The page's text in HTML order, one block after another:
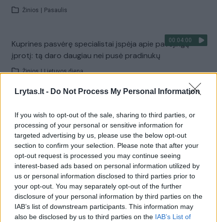
Lrytas.lt - Do Not Process My Personal Information
If you wish to opt-out of the sale, sharing to third parties, or
processing of your personal or sensitive information for
targeted advertising by us, please use the below opt-out
section to confirm your selection. Please note that after your
opt-out request is processed you may continue seeing
interest-based ads based on personal information utilized by
us or personal information disclosed to third parties prior to
your opt-out. You may separately opt-out of the further
disclosure of your personal information by third parties on the
IAB’s list of downstream participants. This information may
also be disclosed by us to third parties on the IAB’s List of
Žinios Pasaulis
00:04:00
Kuprines pasvėrę specialistai įspėja apie pavojingą
įprotį: tą daro daugiau nei pusė pradinukų
Žinios | Lietuvos diena
Žiūrimiausi įrašai
00:00:30
Vaizdai iš tragiškos avarijos Vilniaus r.: dviejų moterų ir
vaiko gyvybių išgelbėti nepavyko